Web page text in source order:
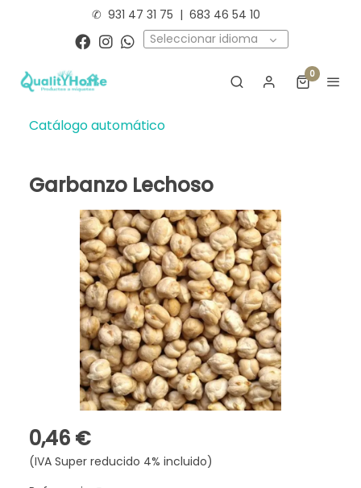
✆ 931 47 31 75 | 683 46 54 10
Seleccionar idioma
0
Catálogo automático
Garbanzo Lechoso
0,46 €
(IVA Super reducido 4% incluido)